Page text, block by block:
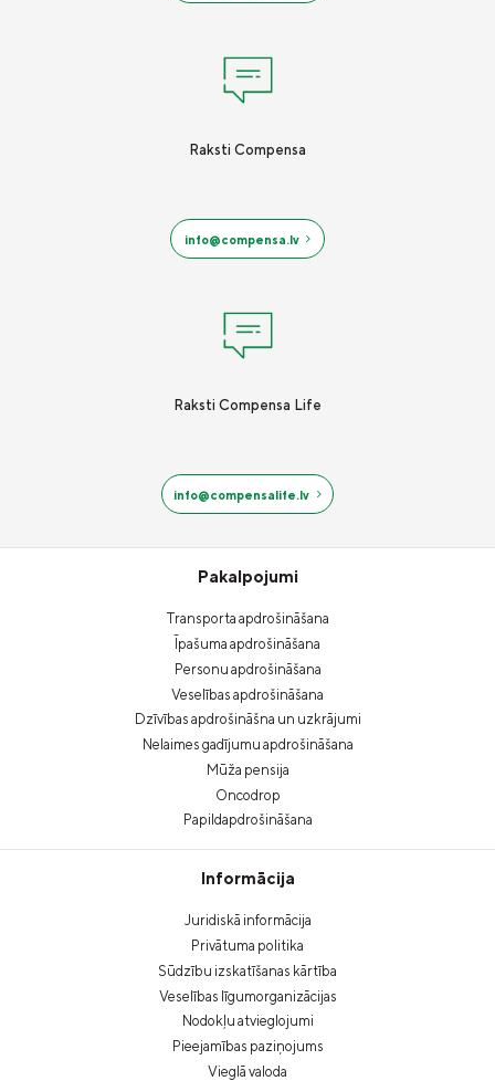
Raksti Compensa
info@compensa.lv
Raksti Compensa Life
info@compensalife.lv
Pakalpojumi
Transporta apdrošināšana
Īpašuma apdrošināšana
Personu apdrošināšana
Veselības apdrošināšana
Dzīvības apdrošināšna un uzkrājumi
Nelaimes gadījumu apdrošināšana
Mūža pensija
Oncodrop
Papildapdrošināšana
Informācija
Juridiskā informācija
Privātuma politika
Sūdzību izskatīšanas kārtība
Veselības līgumorganizācijas
Nodokļu atvieglojumi
Pieejamības paziņojums
Vieglā valoda